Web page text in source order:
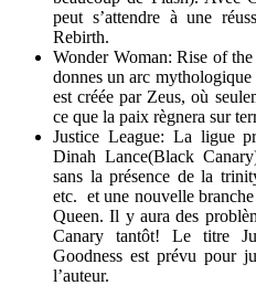
peut s’attendre à une
Rebirth.
Wonder Woman: Rise of
donnes un arc
est créée par Zeus, où
ce que la paix règnera sur
Justice League: La ligue
Dinah Lance(Black
sans la présence de la
etc. et une nouvelle
Queen. Il y aura des
Canary tantôt! Le titre
Goodness est prévu pour
l’auteur.